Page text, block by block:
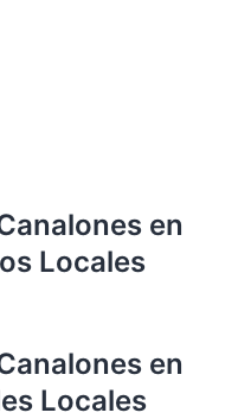
en
Locales
en
Locales